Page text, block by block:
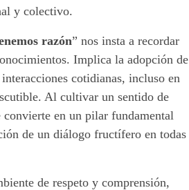
y colectivo.
razón” nos insta a recordar
Implica la adopción de
interacciones cotidianas, incluso en
Al cultivar un sentido de
en un pilar fundamental
de un diálogo fructífero en todas
de respeto y comprensión,